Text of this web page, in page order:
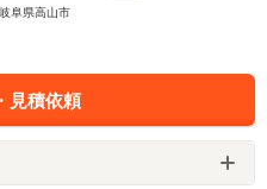
岐阜県高山市
見積依頼